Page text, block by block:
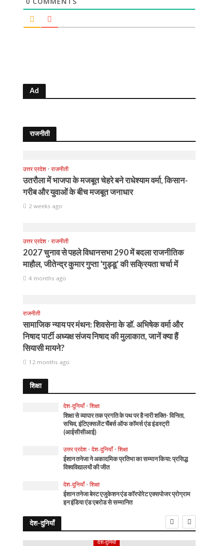
Ad
राजनीती
उत्तर प्रदेश • राजनीती
उतरौला में भाजपा के मजबूत चेहरे बने राधेश्याम वर्मा, किसान-
गरीब और युवाओं के बीच मजबूत जनाधार
2 weeks ago
उत्तर प्रदेश • राजनीती
2027 चुनाव से पहले विधानसभा 290 में बदला राजनीतिक
माहौल, जीतेन्द्र कुमार गुप्ता ‘गुड्डू’ की सक्रियता चर्चा में
4 months ago
राजनीती
सामाजिक न्याय पर मंथन: शिवसेना के डॉ. अभिषेक वर्मा और
निषाद पार्टी अध्यक्ष संजय निषाद की मुलाकात, जानें क्या हैं
सियासी मायने?
12 months ago
शिक्षा
देश-दुनियाँ • शिक्षा
शिक्षा से व्यापार तक प्रगति के पथ पर है नारी शक्ति- विनिता,
सचिव, इंटिएक्सलेंट चैंबर्स ऑफ कॉमर्स एंड इंडस्ट्री
(आईसीसीआई)
उत्तर प्रदेश • देश-दुनियाँ • शिक्षा
ईशान तनेजा ने अकादमिक प्रतिभा का सम्मान किया: प्रसिद्ध
विश्वविद्यालयों की जीत
देश-दुनियाँ • शिक्षा
ईशान तनेजा बेस्ट एजुकेशन एंड कॉरपोरेट एक्सपोजर प्रोग्राम
इन इंडिया एंड एबरोड से सम्मानित
देश-दुनियाँ
देश-दुनियाँ